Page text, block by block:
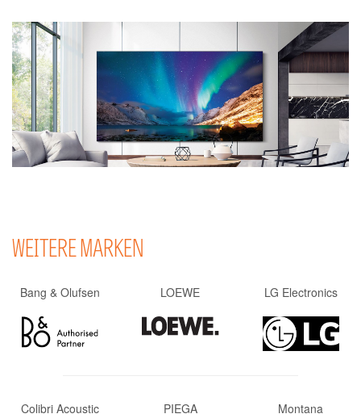
WEITERE MARKEN
Bang & Olufsen LOEWE LG Electronics
Colibri Acoustic PIEGA Montana